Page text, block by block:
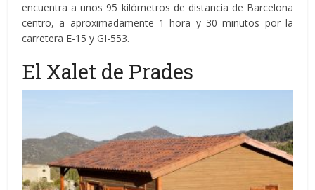
encuentra a unos 95 kilómetros de distancia de Barcelona
centro, a aproximadamente 1 hora y 30 minutos por la
carretera E-15 y GI-553.
El Xalet de Prades